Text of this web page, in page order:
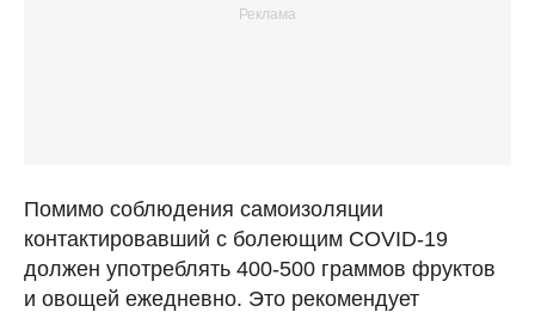
Помимо соблюдения самоизоляции
контактировавший с болеющим COVID-19
должен употреблять 400-500 граммов фруктов
и овощей ежедневно. Это рекомендует